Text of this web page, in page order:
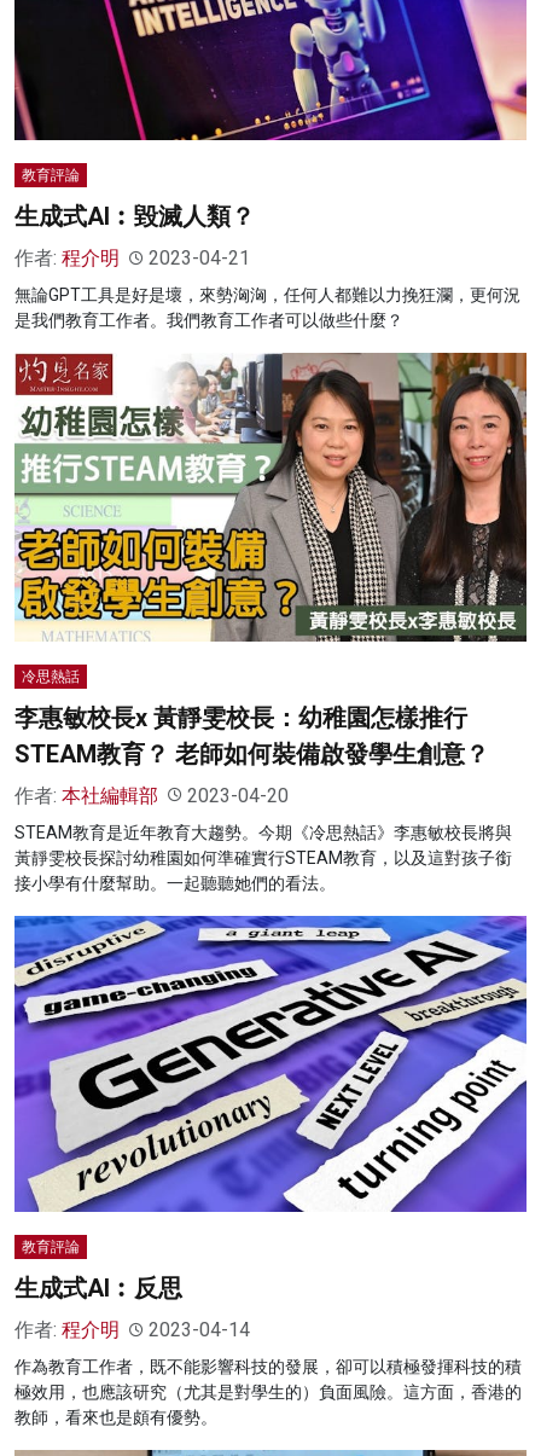
教育評論
生成式AI︰毀滅人類？
作者: 程介明 2023-04-21
無論GPT工具是好是壞，來勢洶洶，任何人都難以力挽狂瀾，更何況
是我們教育工作者。我們教育工作者可以做些什麼？
冷思熱話
李惠敏校長x 黃靜雯校長：幼稚園怎樣推行
STEAM教育？ 老師如何裝備啟發學生創意？
作者: 本社編輯部 2023-04-20
STEAM教育是近年教育大趨勢。今期《冷思熱話》李惠敏校長將與
黃靜雯校長探討幼稚園如何準確實行STEAM教育，以及這對孩子銜
接小學有什麼幫助。一起聽聽她們的看法。
教育評論
生成式AI︰反思
作者: 程介明 2023-04-14
作為教育工作者，既不能影響科技的發展，卻可以積極發揮科技的積
極效用，也應該研究（尤其是對學生的）負面風險。這方面，香港的
教師，看來也是頗有優勢。